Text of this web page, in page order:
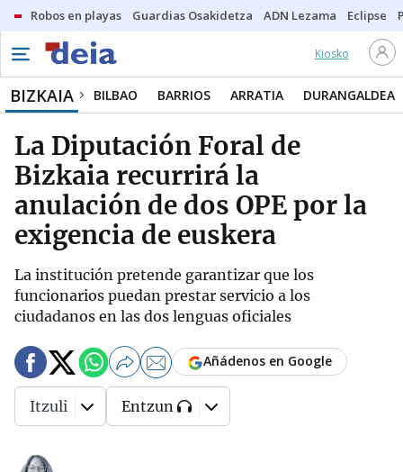
Robos en playas Guardias Osakidetza ADN Lezama Eclipse
Kiosko
BIZKAIA BILBAO BARRIOS ARRATIA DURANGALDEA
La Diputación Foral de
Bizkaia recurrirá la
anulación de dos OPE por la
exigencia de euskera
La institución pretende garantizar que los
funcionarios puedan prestar servicio a los
ciudadanos en las dos lenguas oficiales
Añádenos en Google
Itzuli Entzun